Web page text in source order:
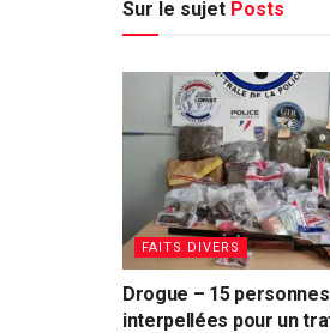
Sur le sujet Posts
FAITS DIVERS
Drogue – 15 personnes
interpellées pour un